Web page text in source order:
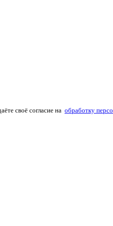
своё согласие на обработку